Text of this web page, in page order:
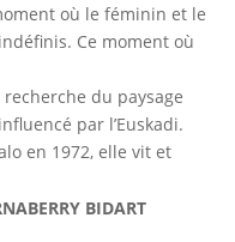
où le féminin et le
Ce moment où
du paysage
par l’Euskadi.
en 1972, elle vit et
BIDART